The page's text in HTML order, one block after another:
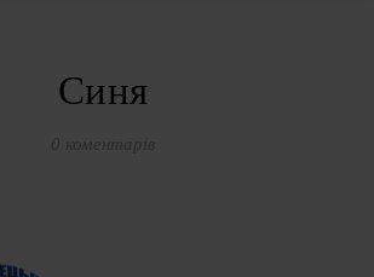
Синя
0 коментарів